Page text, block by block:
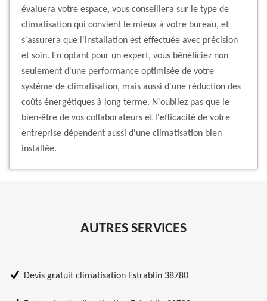
évaluera votre espace, vous conseillera sur le type de
climatisation qui convient le mieux à votre bureau, et
s'assurera que l'installation est effectuée avec précision
et soin. En optant pour un expert, vous bénéficiez non
seulement d'une performance optimisée de votre
système de climatisation, mais aussi d'une réduction des
coûts énergétiques à long terme. N'oubliez pas que le
bien-être de vos collaborateurs et l'efficacité de votre
entreprise dépendent aussi d'une climatisation bien
installée.
AUTRES SERVICES
Devis gratuit climatisation Estrablin 38780